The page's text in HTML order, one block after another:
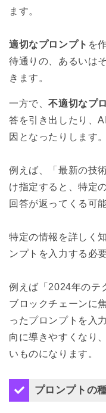
ます。
適切なプロンプト を
待通りの、あるいは
きます。
一方で、不適切なプ
答を引き出したり、
因となったりします。
例えば、「最新の技
け指定すると、特定
回答が返ってくる可
特定の情報を詳しく
ンプトを入力する必
例えば「2024年のテ
ブロックチェーンに
ったプロンプトを入
向に導きやすくなり
いものになります。
プロンプトの